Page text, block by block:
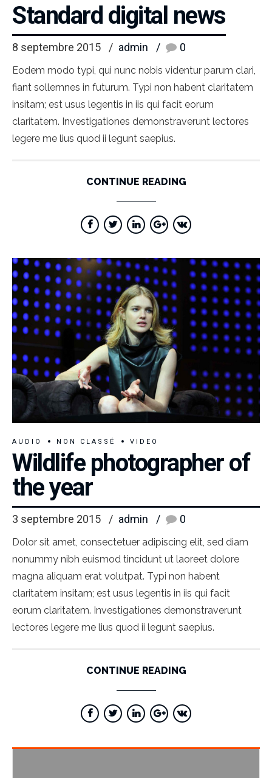
Standard digital news
8 septembre 2015 admin 0
Eodem modo typi, qui nunc nobis videntur parum clari,
fiant sollemnes in futurum. Typi non habent claritatem
insitam; est usus legentis in iis qui facit eorum
claritatem. Investigationes demonstraverunt lectores
legere me lius quod ii legunt saepius.
CONTINUE READING
AUDIO NON CLASSÉ VIDEO
Wildlife photographer of
the year
3 septembre 2015 admin 0
Dolor sit amet, consectetuer adipiscing elit, sed diam
nonummy nibh euismod tincidunt ut laoreet dolore
magna aliquam erat volutpat. Typi non habent
claritatem insitam; est usus legentis in iis qui facit
eorum claritatem. Investigationes demonstraverunt
lectores legere me lius quod ii legunt saepius.
CONTINUE READING